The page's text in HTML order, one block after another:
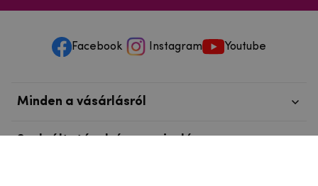
Facebook Instagram Youtube
Minden a vásárlásról